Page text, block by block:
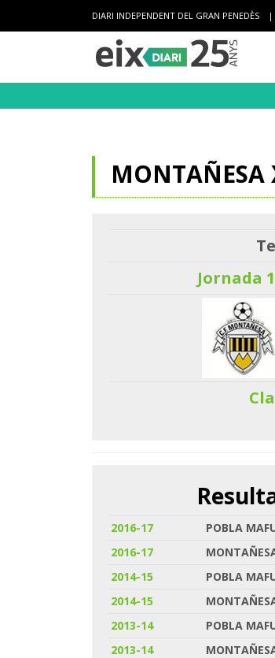
DIARI INDEPENDENT DEL GRAN PENEDÈS |
MONTAÑESA
Jornada
2016-17 POBLA
2016-17
2014-15
POBLA
2014-15
2013-14
POBLA
2013-14